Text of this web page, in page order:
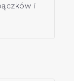
i